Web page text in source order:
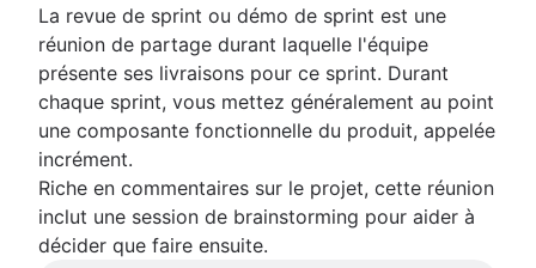
La revue de sprint ou démo de sprint est une
réunion de partage durant laquelle l'équipe
présente ses livraisons pour ce sprint. Durant
chaque sprint, vous mettez généralement au point
une composante fonctionnelle du produit, appelée
incrément.
Riche en commentaires sur le projet, cette réunion
inclut une session de brainstorming pour aider à
décider que faire ensuite.